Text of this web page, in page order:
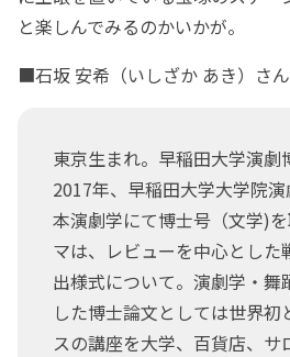
と楽しんでみるのかいかが。
■石坂 安希（いしざか あき）さ
東京生まれ。早稲田大学演劇
2017年、早稲田大学大学院
本演劇学にて博士号（文学)
マは、レビューを中心とした
出様式について。演劇学・舞
した博士論文としては世界
スの講座を大学、百貨店、サ